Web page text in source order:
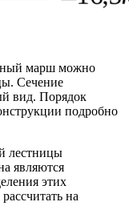
марш можно
Сечение
вид. Порядок
подробно
лестницы
являются
этих
на